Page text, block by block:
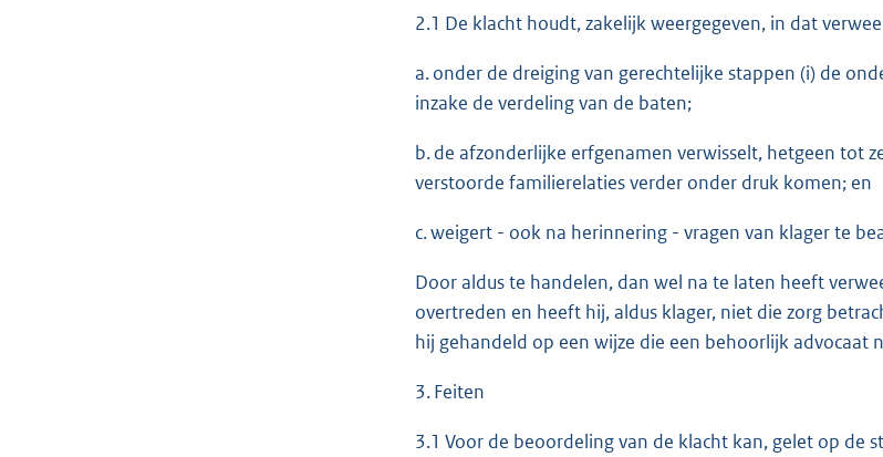
2.1 De klacht houdt, zakelijk weergegeven, in dat
a. onder de dreiging van gerechtelijke stappen (i) de
inzake de verdeling van de baten;
b. de afzonderlijke erfgenamen verwisselt, hetgeen tot
verstoorde familierelaties verder onder druk komen; en
c. weigert - ook na herinnering - vragen van klager te
Door aldus te handelen, dan wel na te laten heeft
overtreden en heeft hij, aldus klager, niet die zorg
hij gehandeld op een wijze die een behoorlijk advocaat
3. Feiten
3.1 Voor de beoordeling van de klacht kan, gelet op de